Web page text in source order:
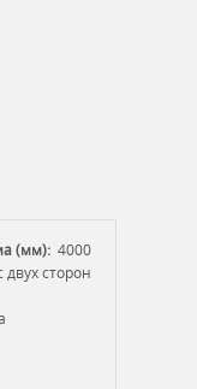
(мм): 4000
сторон